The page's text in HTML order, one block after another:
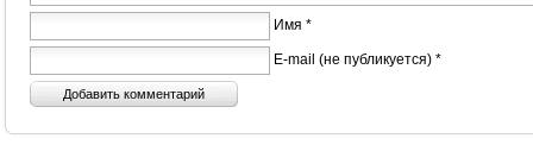
Имя *
E-mail (не публикуется) *